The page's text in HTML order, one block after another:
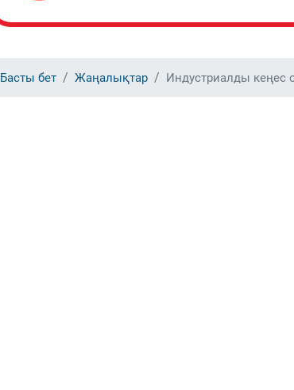
Басты бет Жаңалықтар Индустриалды